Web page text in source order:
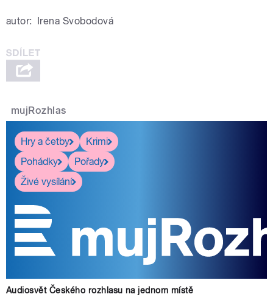
autor: Irena Svobodová
mujRozhlas
Hry a četby
Krimi
Pohádky
Pořady
Živé vysílání
Audiosvět Českého rozhlasu na jednom místě